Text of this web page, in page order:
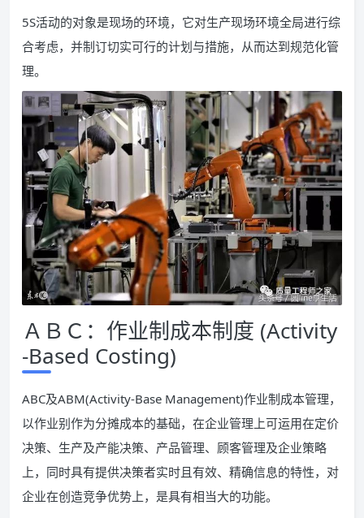
5S活动的对象是现场的环境，它对生产现场环境全局进行综
合考虑，并制订切实可行的计划与措施，从而达到规范化管
理。
ＡＢＣ：作业制成本制度 (Activity
-Based Costing)
ABC及ABM(Activity-Base Management)作业制成本管理，
以作业别作为分摊成本的基础，在企业管理上可运用在定价
决策、生产及产能决策、产品管理、顾客管理及企业策略
上，同时具有提供决策者实时且有效、精确信息的特性，对
企业在创造竞争优势上，是具有相当大的功能。